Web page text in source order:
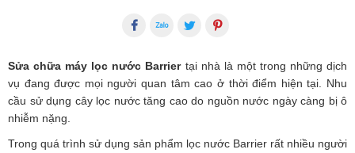
Sửa chữa máy lọc nước Barriertại nhà là một trong những dịch
vụ đang được mọi người quan tâm cao ở thời điểm hiện tại. Nhu
cầu sử dụng cây lọc nước tăng cao do nguồn nước ngày càng bị ô
nhiễm nặng.
Trong quá trình sử dụng sản phẩm lọc nước Barrier rất nhiều người